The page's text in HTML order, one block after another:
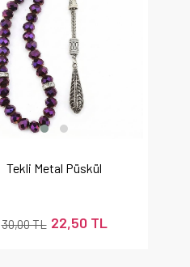
Tekli Metal Püskül
22,50 TL
30,00 TL